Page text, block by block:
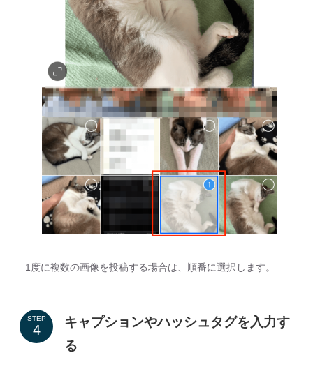
1度に複数の画像を投稿する場合は、順番に選択します。
STEP
キャプションやハッシュタグを入力す
る